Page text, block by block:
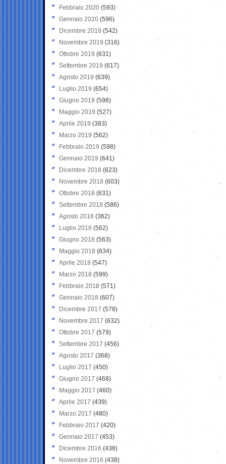
Febbraio 2020 (593)
Gennaio 2020 (596)
Dicembre 2019 (542)
Novembre 2019 (316)
Ottobre 2019 (631)
Settembre 2019 (617)
Agosto 2019 (639)
Luglio 2019 (654)
Giugno 2019 (598)
Maggio 2019 (527)
Aprile 2019 (383)
Marzo 2019 (562)
Febbraio 2019 (598)
Gennaio 2019 (641)
Dicembre 2018 (623)
Novembre 2018 (603)
Ottobre 2018 (631)
Settembre 2018 (586)
Agosto 2018 (362)
Luglio 2018 (562)
Giugno 2018 (563)
Maggio 2018 (634)
Aprile 2018 (547)
Marzo 2018 (599)
Febbraio 2018 (571)
Gennaio 2018 (607)
Dicembre 2017 (578)
Novembre 2017 (632)
Ottobre 2017 (579)
Settembre 2017 (456)
Agosto 2017 (368)
Luglio 2017 (450)
Giugno 2017 (468)
Maggio 2017 (460)
Aprile 2017 (439)
Marzo 2017 (480)
Febbraio 2017 (420)
Gennaio 2017 (453)
Dicembre 2016 (438)
Novembre 2016 (438)